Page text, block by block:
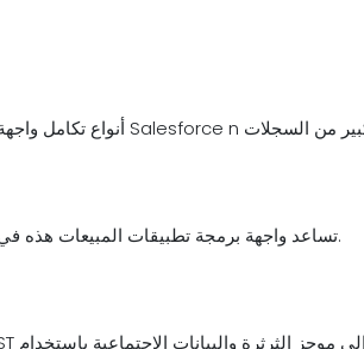
METADATA تساعد واجهة برمجة تطبيقات المبيعات هذه في بناء الأدوات وإدارة التخصيص.